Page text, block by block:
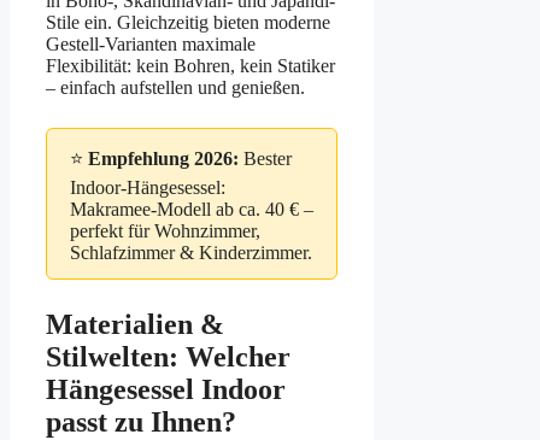
Stile ein. Gleichzeitig bieten moderne
Gestell-Varianten maximale
Flexibilität: kein Bohren, kein Statiker
– einfach aufstellen und genießen.
⭐Empfehlung 2026: Bester
Indoor-Hängesessel:
Makramee-Modell ab ca. 40 € –
perfekt für Wohnzimmer,
Schlafzimmer & Kinderzimmer.
Materialien &
Stilwelten: Welcher
Hängesessel Indoor
passt zu Ihnen?